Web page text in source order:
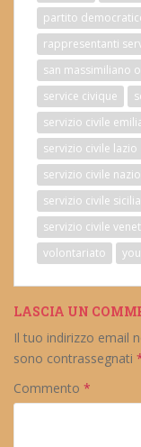
partito
rappresentanti
san massimiliano
service civique
servizio civile
servizio civile lazio
servizio civile
servizio civile sicilia
servizio civile
volontariato
LASCIA UN
Il tuo indirizzo email
sono contrassegnati
Commento *